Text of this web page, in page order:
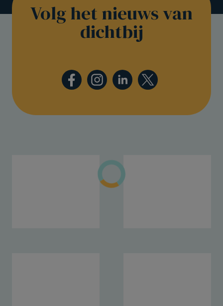
Volg het nieuws van
dichtbij